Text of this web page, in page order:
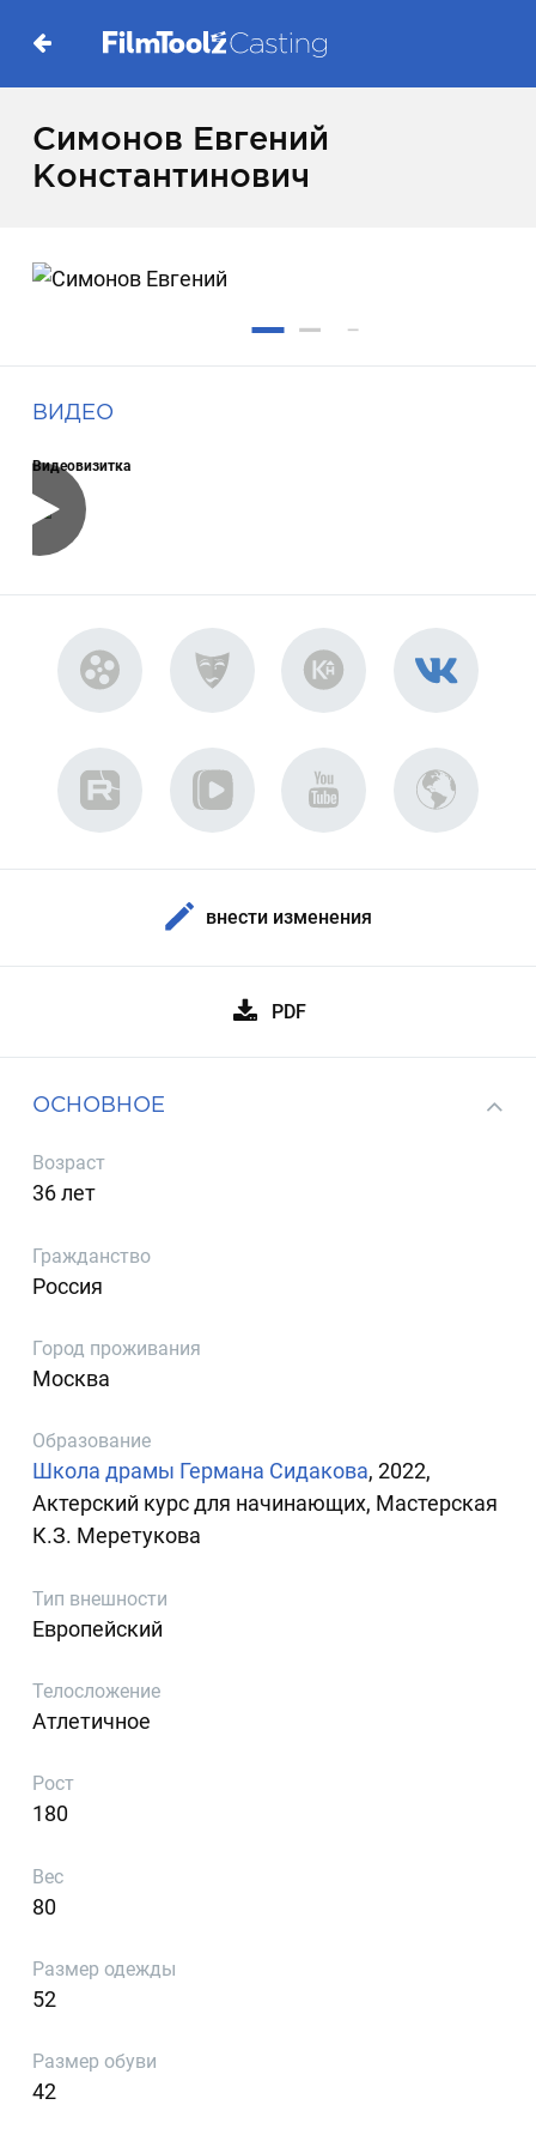
Симонов Евгений
Константинович
ВИДЕО
Видеовизитка
внести изменения
PDF
ОСНОВНОЕ
Возраст
36 лет
Гражданство
Россия
Город проживания
Москва
Образование
Школа драмы Германа Сидакова, 2022,
Актерский курс для начинающих, Мастерская
К.З. Меретукова
Тип внешности
Европейский
Телосложение
Атлетичное
Рост
180
Вес
80
Размер одежды
52
Размер обуви
42